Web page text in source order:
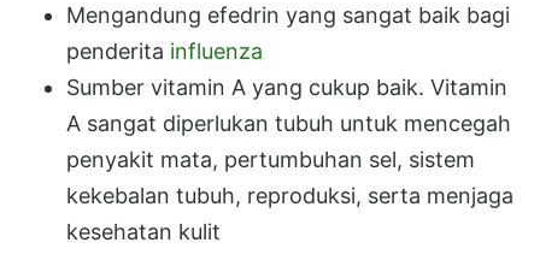
Mengandung efedrin yang sangat baik bagi
penderita influenza
Sumber vitamin A yang cukup baik. Vitamin
A sangat diperlukan tubuh untuk mencegah
penyakit mata, pertumbuhan sel, sistem
kekebalan tubuh, reproduksi, serta menjaga
kesehatan kulit